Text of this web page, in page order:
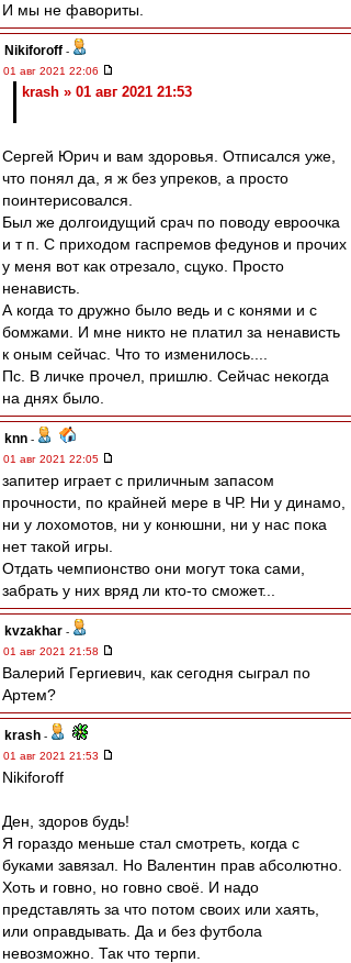
И мы не фавориты.
Nikiforoff -
01 авг 2021 22:06
krash » 01 авг 2021 21:53
Сергей Юрич и вам здоровья. Отписался уже,
что понял да, я ж без упреков, а просто
поинтерисовался.
Был же долгоидущий срач по поводу евроочка
и т п. С приходом гаспремов федунов и прочих
у меня вот как отрезало, сцуко. Просто
ненависть.
А когда то дружно было ведь и с конями и с
бомжами. И мне никто не платил за ненависть
к оным сейчас. Что то изменилось....
Пс. В личке прочел, пришлю. Сейчас некогда
на днях было.
knn -
01 авг 2021 22:05
запитер играет с приличным запасом
прочности, по крайней мере в ЧР. Ни у динамо,
ни у лохомотов, ни у конюшни, ни у нас пока
нет такой игры.
Отдать чемпионство они могут тока сами,
забрать у них вряд ли кто-то сможет...
kvzakhar -
01 авг 2021 21:58
Валерий Гергиевич, как сегодня сыграл по
Артем?
krash -
01 авг 2021 21:53
Nikiforoff
Ден, здоров будь!
Я гораздо меньше стал смотреть, когда с
буками завязал. Но Валентин прав абсолютно.
Хоть и говно, но говно своё. И надо
представлять за что потом своих или хаять,
или оправдывать. Да и без футбола
невозможно. Так что терпи.